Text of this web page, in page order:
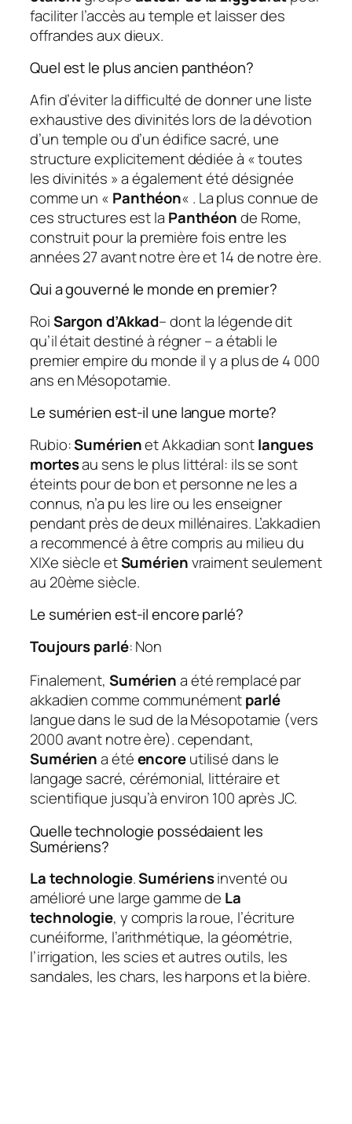
faciliter l’accès au temple et laisser des
offrandes aux dieux.
Quel est le plus ancien panthéon?
Afin d’éviter la difficulté de donner une liste
exhaustive des divinités lors de la dévotion
d’un temple ou d’un édifice sacré, une
structure explicitement dédiée à « toutes
les divinités » a également été désignée
comme un « Panthéon« . La plus connue de
ces structures est la Panthéonde Rome,
construit pour la première fois entre les
années 27 avant notre ère et 14 de notre ère.
Qui a gouverné le monde en premier?
RoiSargon d’Akkad– dont la légende dit
qu’il était destiné à régner – a établi le
premier empire du monde il y a plus de 4 000
ans en Mésopotamie.
Le sumérien est-il une langue morte?
Rubio:Sumérienet Akkadian sontlangues
mortesau sens le plus littéral: ils se sont
éteints pour de bon et personne ne les a
connus, n’a pu les lire ou les enseigner
pendant près de deux millénaires. L’akkadien
a recommencé à être compris au milieu du
XIXe siècle etSumérienvraiment seulement
au 20ème siècle.
Le sumérien est-il encore parlé?
Toujours parlé: Non
Finalement, Sumériena été remplacé par
akkadien comme communémentparlé
langue dans le sud de la Mésopotamie (vers
2000 avant notre ère). cependant,
Sumériena étéencoreutilisé dans le
langage sacré, cérémonial, littéraire et
scientifique jusqu’à environ 100 après JC.
Quelle technologie possédaient les
Sumériens?
La technologie.Sumériensinventé ou
amélioré une large gamme de La
technologie, y compris la roue, l’écriture
cunéiforme, l’arithmétique, la géométrie,
l’irrigation, les scies et autres outils, les
sandales, les chars, les harpons et la bière.